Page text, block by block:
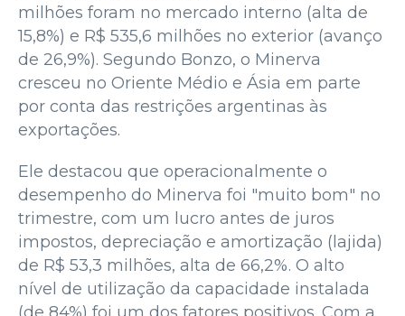
milhões foram no mercado interno (alta de
15,8%) e R$ 535,6 milhões no exterior (avanço
de 26,9%). Segundo Bonzo, o Minerva
cresceu no Oriente Médio e Ásia em parte
por conta das restrições argentinas às
exportações.
Ele destacou que operacionalmente o
desempenho do Minerva foi "muito bom" no
trimestre, com um lucro antes de juros
impostos, depreciação e amortização (lajida)
de R$ 53,3 milhões, alta de 66,2%. O alto
nível de utilização da capacidade instalada